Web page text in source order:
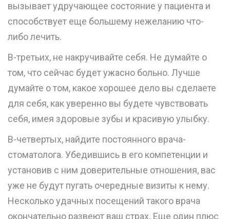
вызывает удручающее состояние у пациента и
способствует еще большему нежеланию что-
либо лечить.
В-третьих, не накручивайте себя. Не думайте о
том, что сейчас будет ужасно больно. Лучше
думайте о том, какое хорошее дело вы сделаете
для себя, как уверенно вы будете чувствовать
себя, имея здоровые зубы и красивую улыбку.
В-четвертых, найдите постоянного врача-
стоматолога. Убедившись в его компетенции и
установив с ним доверительные отношения, вас
уже не будут пугать очередные визиты к нему.
Несколько удачных посещений такого врача
окончательно развеют ваш страх. Еще один плюс